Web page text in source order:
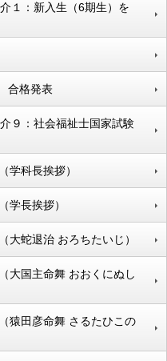
１：新入生（6期生）を
合格発表
９：社会福祉士国家試験
学科長挨拶）
学長挨拶）
大蛇退治 おろちたいじ）
大国主命舞 おおくにぬし
猿田彦命舞 さるたひこの